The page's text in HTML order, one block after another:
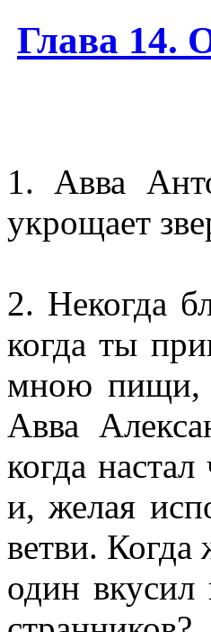
Глава 14.
1. Авва
укрощает
2. Некогда
когда ты
мною пищи,
Авва
когда
и, желая
ветви. Когда
один